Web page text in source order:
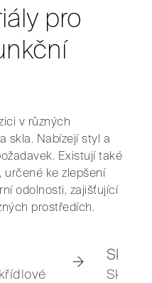
pro
v různých
skla. Nabízejí styl a
Existují také
určené ke zlepšení
odolnosti, zajišťující
prostředích.
Sklo